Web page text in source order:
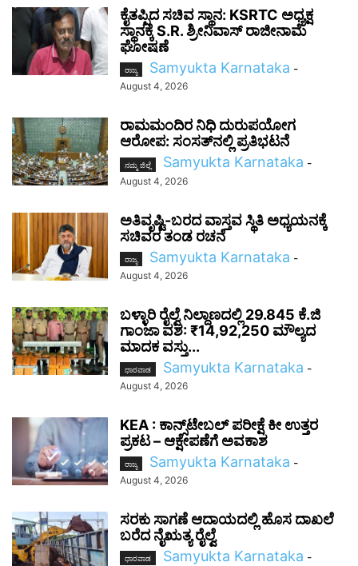
ಕೈತಪ್ಪಿದ ಸಚಿವ ಸ್ಥಾನ: KSRTC ಅಧ್ಯಕ್ಷ
ಸ್ಥಾನಕ್ಕೆ S.R. ಶ್ರೀನಿವಾಸ್ ರಾಜೀನಾಮೆ
ಘೋಷಣೆ
ರಾಜ್ಯ Samyukta Karnataka -
August 4, 2026
ರಾಮಮಂದಿರ ನಿಧಿ ದುರುಪಯೋಗ
ಆರೋಪ: ಸಂಸತ್‌ನಲ್ಲಿ ಪ್ರತಿಭಟನೆ
ನಮ್ಮ ಜಿಲ್ಲೆ Samyukta Karnataka -
August 4, 2026
ಅತಿವೃಷ್ಟಿ-ಬರದ ವಾಸ್ತವ ಸ್ಥಿತಿ ಅಧ್ಯಯನಕ್ಕೆ
ಸಚಿವರ ತಂಡ ರಚನೆ
ರಾಜ್ಯ Samyukta Karnataka -
August 4, 2026
ಬಳ್ಳಾರಿ ರೈಲ್ವೆ ನಿಲ್ದಾಣದಲ್ಲಿ 29.845 ಕೆ.ಜಿ
ಗಾಂಜಾ ವಶ: ₹14,92,250 ಮೌಲ್ಯದ
ಮಾದಕ ವಸ್ತು...
ಧಾರವಾಡ Samyukta Karnataka -
August 4, 2026
KEA : ಕಾನ್ಸ್‌ಟೇಬಲ್ ಪರೀಕ್ಷೆ ಕೀ ಉತ್ತರ
ಪ್ರಕಟ – ಆಕ್ಷೇಪಣೆಗೆ ಅವಕಾಶ
ರಾಜ್ಯ Samyukta Karnataka -
August 4, 2026
ಸರಕು ಸಾಗಣೆ ಆದಾಯದಲ್ಲಿ ಹೊಸ ದಾಖಲೆ
ಬರೆದ ನೈಋತ್ಯ ರೈಲ್ವೆ
ಧಾರವಾಡ Samyukta Karnataka -